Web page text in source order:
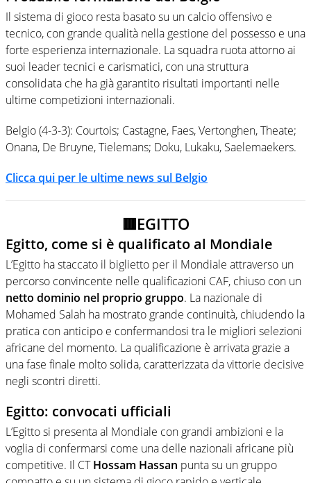
Il sistema di gioco resta basato su un calcio offensivo e
tecnico, con grande qualità nella gestione del possesso e una
forte esperienza internazionale. La squadra ruota attorno ai
suoi leader tecnici e carismatici, con una struttura
consolidata che ha già garantito risultati importanti nelle
ultime competizioni internazionali.
Belgio (4-3-3): Courtois; Castagne, Faes, Vertonghen, Theate;
Onana, De Bruyne, Tielemans; Doku, Lukaku, Saelemaekers.
Clicca qui per le ultime news sul Belgio
🟥EGITTO
Egitto, come si è qualificato al Mondiale
L’Egitto ha staccato il biglietto per il Mondiale attraverso un
percorso convincente nelle qualificazioni CAF, chiuso con un
netto dominio nel proprio gruppo. La nazionale di
Mohamed Salah ha mostrato grande continuità, chiudendo la
pratica con anticipo e confermandosi tra le migliori selezioni
africane del momento. La qualificazione è arrivata grazie a
una fase finale molto solida, caratterizzata da vittorie decisive
negli scontri diretti.
Egitto: convocati ufficiali
L’Egitto si presenta al Mondiale con grandi ambizioni e la
voglia di confermarsi come una delle nazionali africane più
competitive. Il CTHossam Hassan punta su un gruppo